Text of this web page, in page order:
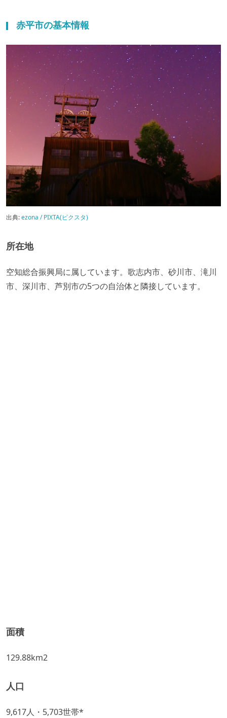
赤平市の基本情報
出典:ezona / PIXTA(ピクスタ)
所在地
空知総合振興局に属しています。歌志内市、砂川市、滝川
市、深川市、芦別市の5つの自治体と隣接しています。
面積
129.88km2
人口
9,617人・5,703世帯*